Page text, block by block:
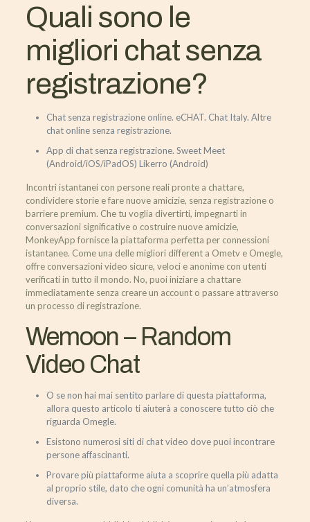
Quali sono le
migliori chat senza
registrazione?
Chat senza registrazione online. eCHAT. Chat Italy. Altre
chat online senza registrazione.
App di chat senza registrazione. Sweet Meet
(Android/iOS/iPadOS) Likerro (Android)
Incontri istantanei con persone reali pronte a chattare,
condividere storie e fare nuove amicizie, senza registrazione o
barriere premium. Che tu voglia divertirti, impegnarti in
conversazioni significative o costruire nuove amicizie,
MonkeyApp fornisce la piattaforma perfetta per connessioni
istantanee. Come una delle migliori different a Ometv e Omegle,
offre conversazioni video sicure, veloci e anonime con utenti
verificati in tutto il mondo. No, puoi iniziare a chattare
immediatamente senza creare un account o passare attraverso
un processo di registrazione.
Wemoon – Random
Video Chat
O se non hai mai sentito parlare di questa piattaforma,
allora questo articolo ti aiuterà a conoscere tutto ciò che
riguarda Omegle.
Esistono numerosi siti di chat video dove puoi incontrare
persone affascinanti.
Provare più piattaforme aiuta a scoprire quella più adatta
al proprio stile, dato che ogni comunità ha un’atmosfera
diversa.